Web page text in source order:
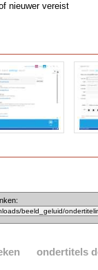
nieuwer vereist
ondertitels